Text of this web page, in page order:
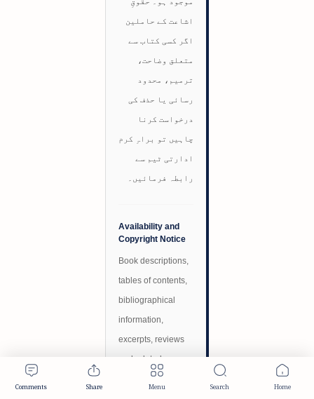
اشاعت کے حاملین
اگر کسی کتاب سے
متعلق وضاحت،
ترمیم، محدود
رسائی یا حذف کی
درخواست کرنا
چاہیں تو براہِ کرم
ادارتی ٹیم سے
رابطہ فرمائیں۔
Availability and
Copyright Notice
Book descriptions,
tables of contents,
bibliographical
information,
excerpts, reviews
and related
material published